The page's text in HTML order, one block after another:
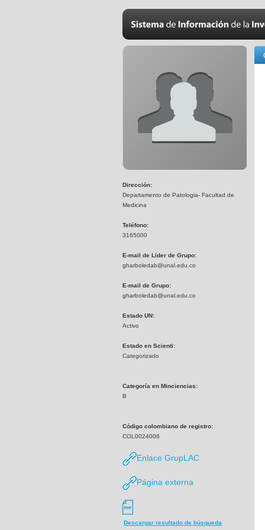
Dirección:
Departamento de Patologia- Facultad de
Medicina
Teléfono:
3165000
E-mail de Líder de Grupo:
gharboledab@unal.edu.co
E-mail de Grupo:
gharboledab@unal.edu.co
Estado UN:
Activo
Estado en Scienti:
Categorizado
Categoría en Minciencias:
B
Código colombiano de registro:
COL0024006
Enlace GrupLAC
Página externa
Descargar resultado de búsqueda